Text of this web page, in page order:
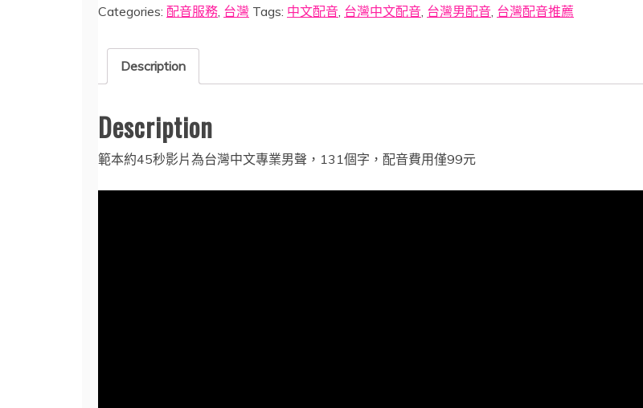
台
文
音
服
本
Categories: 配音服務 台灣 Tags: 中文配音 台灣中文配音 台灣男配音 台灣配音推薦
Description
Description
範本約45秒影片為台灣中文專業男聲，131個字，配音費用僅99元